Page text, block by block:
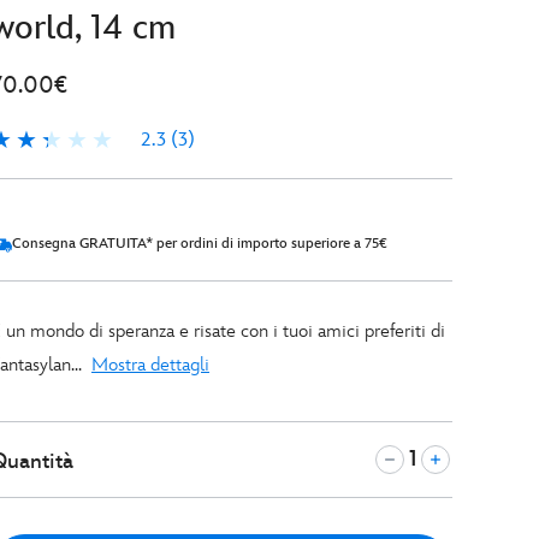
14 cm
2.3 (3)
Consegna GRATUITA* per ordini di importo superiore a 75€
un mondo di speranza e risate con i tuoi amici preferiti di
... Mostra dettagli